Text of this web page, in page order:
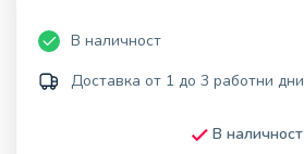
В наличност
Доставка от 1 до 3 работни дни
В наличност